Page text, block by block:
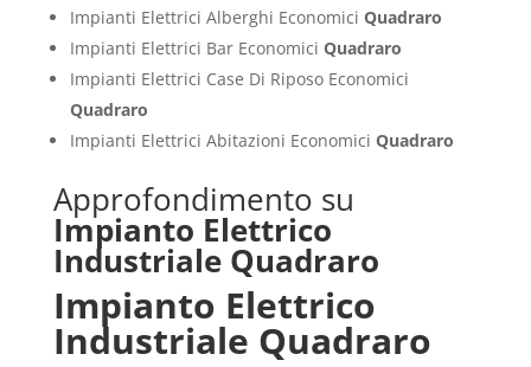
Impianti Elettrici Alberghi Economici Quadraro
Impianti Elettrici Bar Economici Quadraro
Impianti Elettrici Case Di Riposo Economici
Quadraro
Impianti Elettrici Abitazioni Economici Quadraro
Approfondimento su
Impianto Elettrico
Industriale Quadraro
Impianto Elettrico
Industriale Quadraro